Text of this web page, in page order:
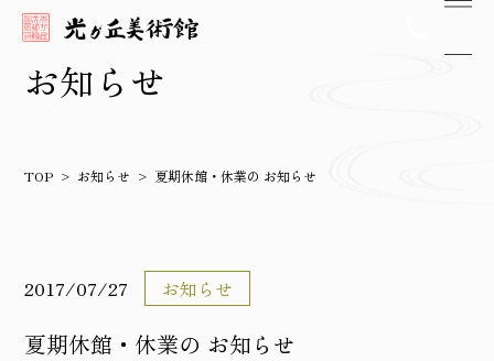
お知らせ
TOP お知らせ 夏期休館・休業の お知らせ
2017/07/27 お知らせ
夏期休館・休業の お知らせ